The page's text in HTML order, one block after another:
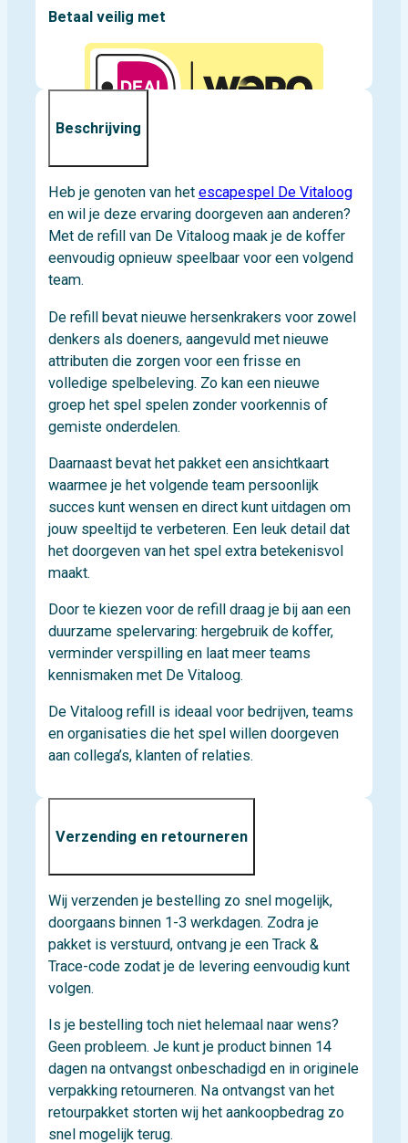
Betaal veilig met
Beschrijving
Heb je genoten van het escapespel De Vitaloog
en wil je deze ervaring doorgeven aan anderen?
Met de refill van De Vitaloog maak je de koffer
eenvoudig opnieuw speelbaar voor een volgend
team.
De refill bevat nieuwe hersenkrakers voor zowel
denkers als doeners, aangevuld met nieuwe
attributen die zorgen voor een frisse en
volledige spelbeleving. Zo kan een nieuwe
groep het spel spelen zonder voorkennis of
gemiste onderdelen.
Daarnaast bevat het pakket een ansichtkaart
waarmee je het volgende team persoonlijk
succes kunt wensen en direct kunt uitdagen om
jouw speeltijd te verbeteren. Een leuk detail dat
het doorgeven van het spel extra betekenisvol
maakt.
Door te kiezen voor de refill draag je bij aan een
duurzame spelervaring: hergebruik de koffer,
verminder verspilling en laat meer teams
kennismaken met De Vitaloog.
De Vitaloog refill is ideaal voor bedrijven, teams
en organisaties die het spel willen doorgeven
aan collega’s, klanten of relaties.
Verzending en retourneren
Wij verzenden je bestelling zo snel mogelijk,
doorgaans binnen 1-3 werkdagen. Zodra je
pakket is verstuurd, ontvang je een Track &
Trace-code zodat je de levering eenvoudig kunt
volgen.
Is je bestelling toch niet helemaal naar wens?
Geen probleem. Je kunt je product binnen 14
dagen na ontvangst onbeschadigd en in originele
verpakking retourneren. Na ontvangst van het
retourpakket storten wij het aankoopbedrag zo
snel mogelijk terug.